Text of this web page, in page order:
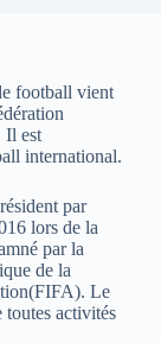
football vient
Il est
international.
par
lors de la
par la
de la
Le
toutes activités